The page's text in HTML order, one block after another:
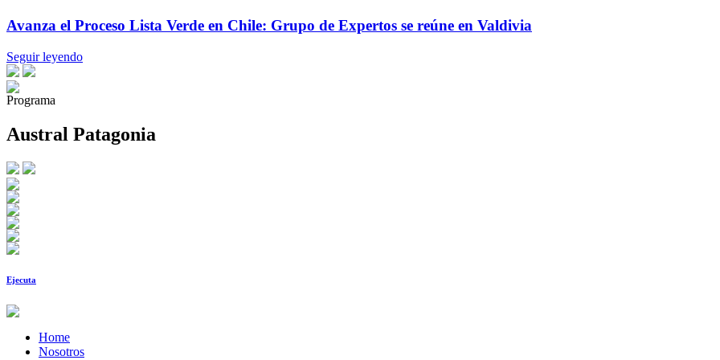
Avanza el Proceso Lista Verde en Chile: Grupo de Expertos se reúne en Valdivia
Seguir leyendo
Programa
Austral Patagonia
Ejecuta
Home
Nosotros